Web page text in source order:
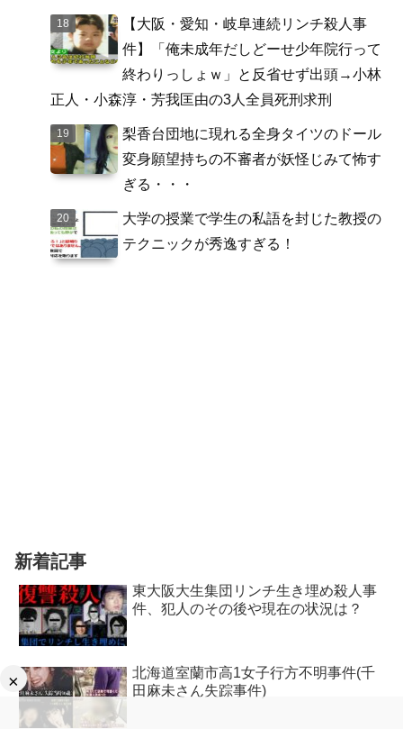
×
【大阪・愛知・岐阜連続リンチ殺人事
件】「俺未成年だしどーせ少年院行って
終わりっしょｗ」と反省せず出頭→小林
正人・小森淳・芳我匡由の3人全員死刑求刑
梨香台団地に現れる全身タイツのドール
変身願望持ちの不審者が妖怪じみて怖す
ぎる・・・
大学の授業で学生の私語を封じた教授の
テクニックが秀逸すぎる！
新着記事
東大阪大生集団リンチ生き埋め殺人事
件、犯人のその後や現在の状況は？
北海道室蘭市高1女子行方不明事件(千
田麻未さん失踪事件)